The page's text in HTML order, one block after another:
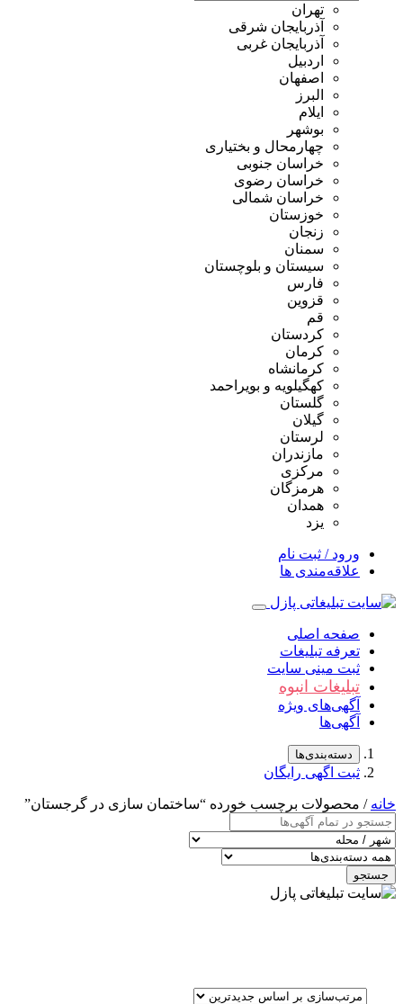
تهران
آذربایجان شرقی
آذربایجان غربی
اردبیل
اصفهان
البرز
ایلام
بوشهر
چهارمحال و بختیاری
خراسان جنوبی
خراسان رضوی
خراسان شمالی
خوزستان
زنجان
سمنان
سیستان و بلوچستان
فارس
قزوین
قم
کردستان
کرمان
کرمانشاه
کهگیلویه و بویراحمد
گلستان
گیلان
لرستان
مازندران
مرکزی
هرمزگان
همدان
یزد
ورود / ثبت نام
علاقه‌مندی ها
صفحه اصلی
تعرفه تبلیغات
ثبت مینی سایت
تبلیغات انبوه
آگهی‌های ویژه
آگهی‌ها
دسته‌بندی‌ها
ثبت اگهی رایگان
خانه / محصولات برچسب خورده “ساختمان سازی در گرجستان”
جستجو